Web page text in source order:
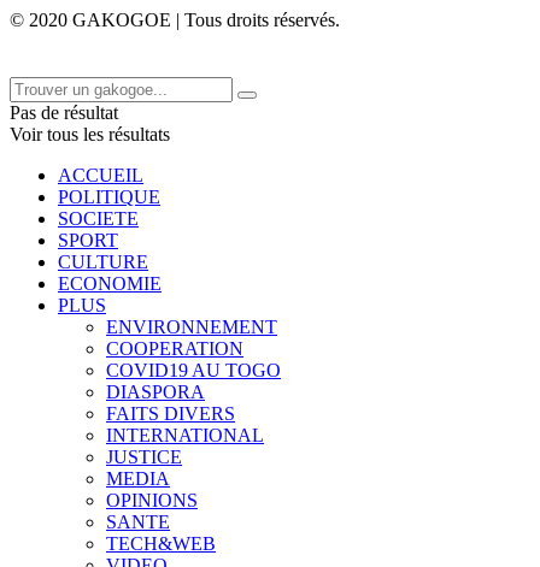
© 2020 GAKOGOE | Tous droits réservés.
Pas de résultat
Voir tous les résultats
ACCUEIL
POLITIQUE
SOCIETE
SPORT
CULTURE
ECONOMIE
PLUS
ENVIRONNEMENT
COOPERATION
COVID19 AU TOGO
DIASPORA
FAITS DIVERS
INTERNATIONAL
JUSTICE
MEDIA
OPINIONS
SANTE
TECH&WEB